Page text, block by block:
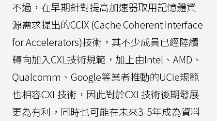
不過，在早期針對提高加速器取用記憶體資
源需求提出的CCIX (Cache Coherent Interface
for Accelerators)技術，其不少成員已經陸續
轉向加入CXL技術規範，加上由Intel、AMD、
Qualcomm、Google等業者推動的UCIe規範
也相容CXL技術，因此對於CXL技術後期發展
更為有利，同時也可能在未來3-5年成為資料